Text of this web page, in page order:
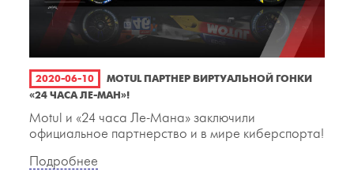
2020-06-10
MOTUL ПАРТНЕР ВИРТУАЛЬНОЙ ГОНКИ
«24 ЧАСА ЛЕ-МАН»!
Motul и «24 часа Ле-Мана» заключили
официальное партнерство и в мире киберспорта!
Подробнее